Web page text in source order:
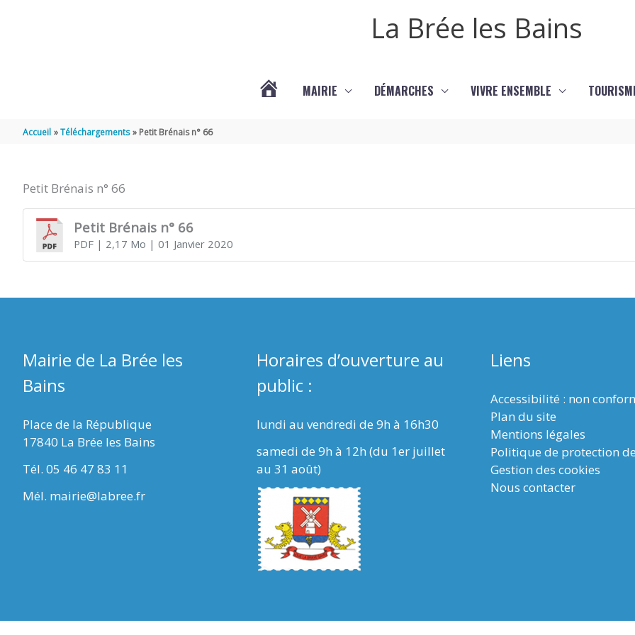
La Brée les Bains
MAIRIE DÉMARCHES VIVRE ENSEMBLE
Accueil Téléchargements Petit Brénais n° 66
Petit Brénais n° 66
Petit Brénais n° 66
PDF| 2,17 Mo | 01 Janvier 2020
Mairie de La Brée les
Bains
Place de la République
17840 La Brée les Bains
Tél. 05 46 47 83 11
Mél. mairie@labree.fr
Horaires d’ouverture au
public :
lundi au vendredi de 9h à 16h30
samedi de 9h à 12h (du 1er juillet
au 31 août)
Liens
Accessibilité : non
Plan du site
Mentions légales
Politique de protection
Gestion des cookies
Nous contacter